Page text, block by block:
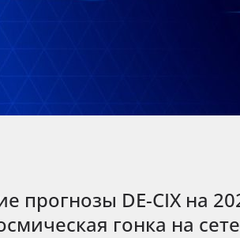
прогнозы DE-CIX на
гонка на